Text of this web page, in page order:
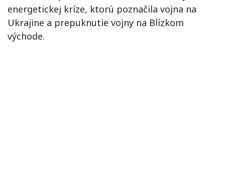
energetickej kríze, ktorú poznačila vojna na
Ukrajine a prepuknutie vojny na Blízkom
východe.